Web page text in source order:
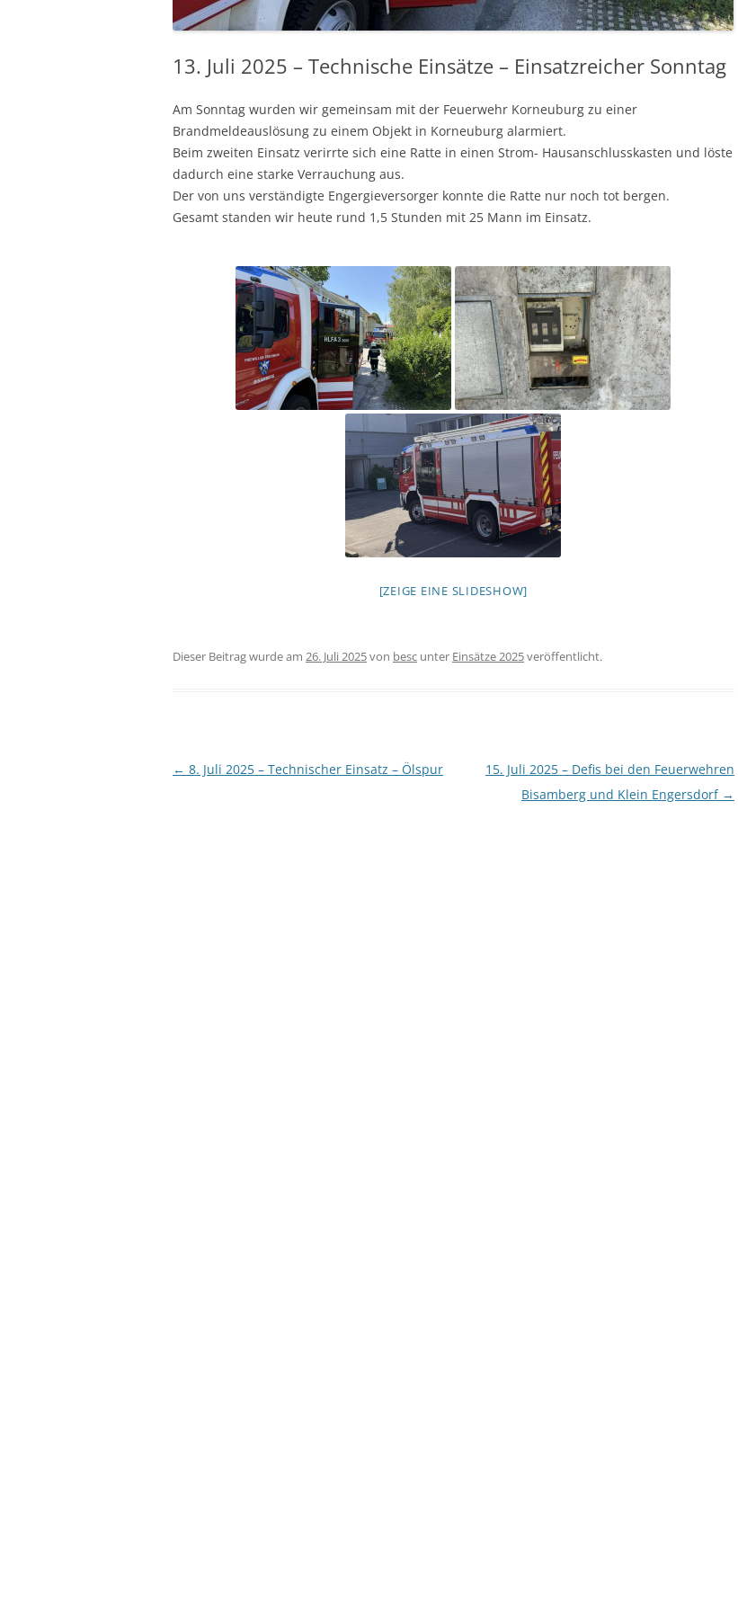
13. Juli 2025 – Technische Einsätze – Einsatzreicher Sonntag
Am Sonntag wurden wir gemeinsam mit der Feuerwehr Korneuburg zu einer
Brandmeldeauslösung zu einem Objekt in Korneuburg alarmiert.
Beim zweiten Einsatz verirrte sich eine Ratte in einen Strom- Hausanschlusskasten und löste
dadurch eine starke Verrauchung aus.
Der von uns verständigte Engergieversorger konnte die Ratte nur noch tot bergen.
Gesamt standen wir heute rund 1,5 Stunden mit 25 Mann im Einsatz.
[ZEIGE EINE SLIDESHOW]
Dieser Beitrag wurde am 26. Juli 2025von besc unter Einsätze 2025veröffentlicht.
Beitragsnavigation
← 8. Juli 2025 – Technischer Einsatz – Ölspur
15. Juli 2025 – Defis bei den Feuerwehren
Bisamberg und Klein Engersdorf →